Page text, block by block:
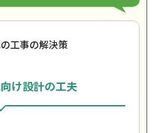
工事の解決策
け設計の工夫